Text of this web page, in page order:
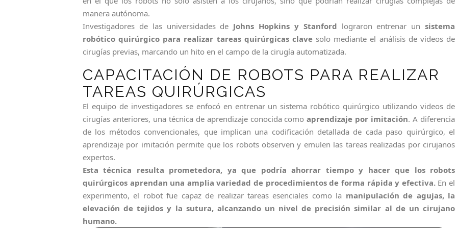
manera autónoma.
Investigadores de las universidades de Johns Hopkins y Stanford lograron entrenar unsistema
robótico quirúrgico para realizar tareas quirúrgicas clavesolo mediante el análisis de videos de
cirugías previas, marcando un hito en el campo de la cirugía automatizada.
CAPACITACIÓN DE ROBOTS PARA REALIZAR
TAREAS QUIRÚRGICAS
El equipo de investigadores se enfocó en entrenar un sistema robótico quirúrgico utilizando videos de
cirugías anteriores, una técnica de aprendizaje conocida comoaprendizaje por imitación. A diferencia
de los métodos convencionales, que implican una codificación detallada de cada paso quirúrgico, el
aprendizaje por imitación permite que los robots observen y emulen las tareas realizadas por cirujanos
expertos.
Esta técnica resulta prometedora, ya que podría ahorrar tiempo y hacer que los robots
quirúrgicos aprendan una amplia variedad de procedimientos de forma rápida y efectiva. En el
experimento, el robot fue capaz de realizar tareas esenciales como la manipulación de agujas, la
elevación de tejidos y la sutura, alcanzando un nivel de precisión similar al de un cirujano
humano.